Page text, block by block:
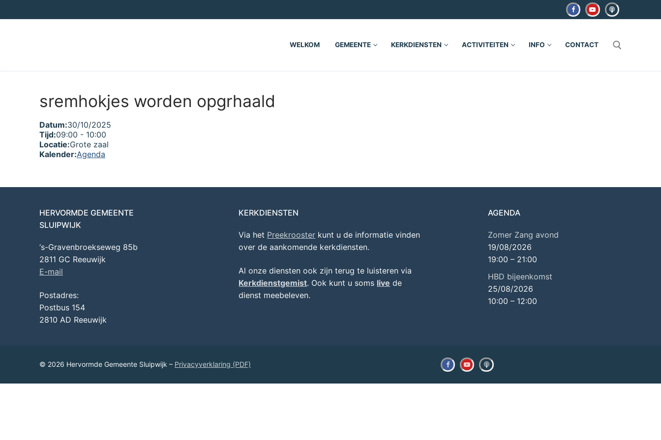
naar
WELKOM GEMEENTE KERKDIENSTEN ACTIVITEITEN INFO CONTACT
sremhokjes worden opgrhaald
Datum:30/10/2025
Tijd:09:00 - 10:00
Locatie:Grote zaal
Kalender:Agenda
HERVORMDE GEMEENTE
SLUIPWIJK
‘s-Gravenbroekseweg 85b
2811 GC Reeuwijk
E-mail
Postadres:
Postbus 154
2810 AD Reeuwijk
KERKDIENSTEN
Via het Preekrooster kunt u de informatie vinden
over de aankomende kerkdiensten.
Al onze diensten ook zijn terug te luisteren via
Kerkdienstgemist. Ook kunt u soms live de
dienst meebeleven.
AGENDA
Zomer Zang avond
19/08/2026
19:00 – 21:00
HBD bijeenkomst
25/08/2026
10:00 – 12:00
© 2026 Hervormde Gemeente Sluipwijk – Privacyverklaring (PDF)